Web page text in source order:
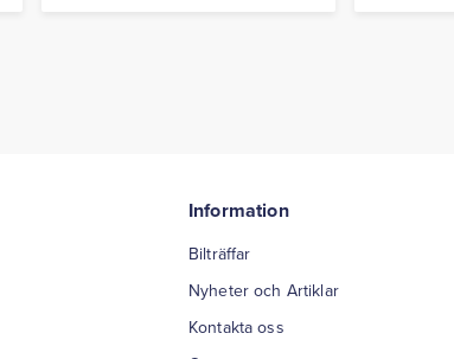
Information
Bilträffar
Nyheter och Artiklar
Kontakta oss